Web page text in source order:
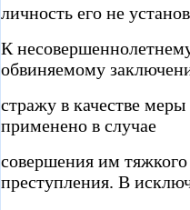
личность его не
К
обвиняемому
стражу в качестве
применено в случае
совершения им
преступления. В